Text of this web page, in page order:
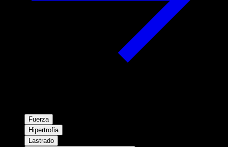
Fuerza
Hipertrofia
Lastrado